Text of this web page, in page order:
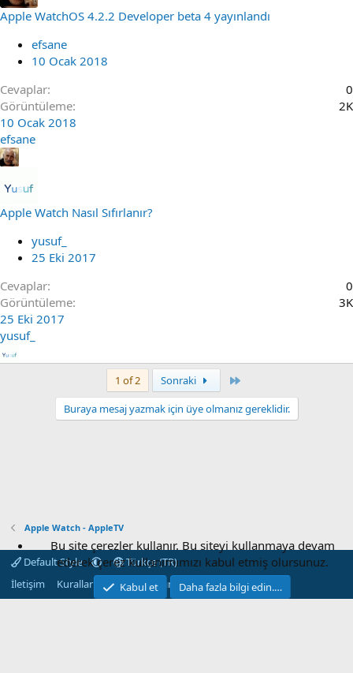
Apple WatchOS 4.2.2 Developer beta 4 yayınlandı
efsane
10 Ocak 2018
Cevaplar
0
Görüntüleme
2K
10 Ocak 2018
efsane
Apple Watch Nasıl Sıfırlanır?
yusuf_
25 Eki 2017
Cevaplar
0
Görüntüleme
3K
25 Eki 2017
yusuf_
1 of 2 Sonraki
Buraya mesaj yazmak için üye olmanız gereklidir.
Apple Watch - AppleTV
Default Style
Türkçe (TR)
İletişim
Kurallar Gizlilik Yardım Ana sayfa
R
S
Bu site çerezler kullanır. Bu siteyi kullanmaya devam
ederek çerez kullanımımızı kabul etmiş olursunuz.
Kabul et Daha fazla bilgi edin.…